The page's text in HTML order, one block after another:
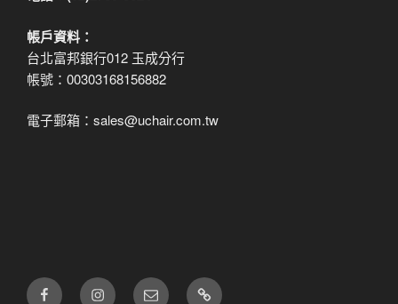
帳戶資料：
台北富邦銀行012 玉成分行
帳號：00303168156882
電子郵箱：sales@uchair.com.tw
FB IG
電
LINE